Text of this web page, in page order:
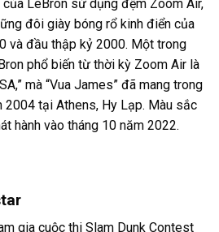
LeBron sử dụng đệm Zoom Air,
đôi giày bóng rổ kinh điển của
và đầu thập kỷ 2000. Một trong
phổ biến từ thời kỳ Zoom Air là
mà “Vua James” đã mang trong
2004 tại Athens, Hy Lạp. Màu sắc
hành vào tháng 10 năm 2022.
gia cuộc thi Slam Dunk Contest